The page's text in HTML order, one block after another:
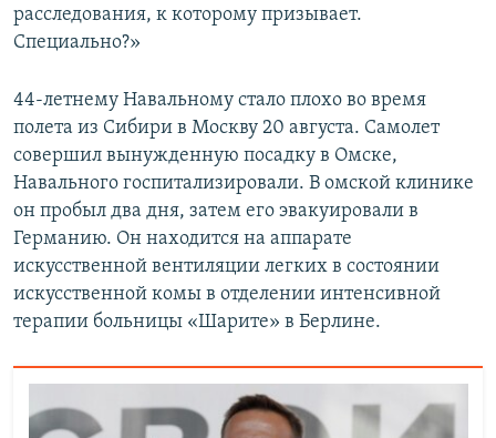
расследования, к которому призывает.
Специально?»
44-летнему Навальному стало плохо во время
полета из Сибири в Москву 20 августа. Самолет
совершил вынужденную посадку в Омске,
Навального госпитализировали. В омской клинике
он пробыл два дня, затем его эвакуировали в
Германию. Он находится на аппарате
искусственной вентиляции легких в состоянии
искусственной комы в отделении интенсивной
терапии больницы «Шарите» в Берлине.